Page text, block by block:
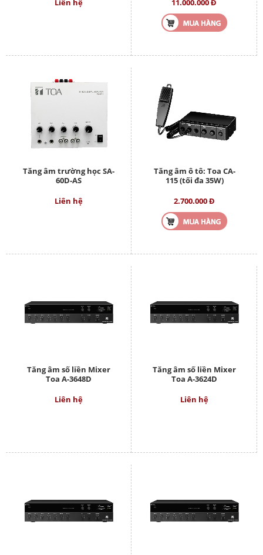
Liên hệ
11.000.000 Đ
Tăng âm trường học SA-
60D-AS
Liên hệ
Tăng âm ô tô: Toa CA-
115 (tối đa 35W)
2.700.000 Đ
Tăng âm số liền Mixer
Toa A-3648D
Liên hệ
Tăng âm số liền Mixer
Toa A-3624D
Liên hệ